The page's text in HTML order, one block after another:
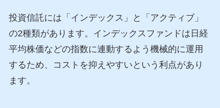
投資信託には「インデックス」と「アクティブ」
の2種類があります。インデックスファンドは日経
平均株価などの指数に連動するよう機械的に運用
するため、コストを抑えやすいという利点があり
ます。